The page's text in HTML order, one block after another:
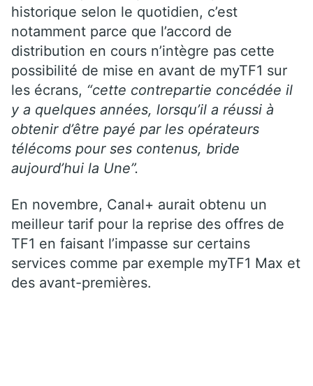
historique selon le quotidien, c’est
notamment parce que l’accord de
distribution en cours n’intègre pas cette
possibilité de mise en avant de myTF1 sur
les écrans, “cette contrepartie concédée il
y a quelques années, lorsqu’il a réussi à
obtenir d’être payé par les opérateurs
télécoms pour ses contenus, bride
aujourd’hui la Une”.
En novembre, Canal+ aurait obtenu un
meilleur tarif pour la reprise des offres de
TF1 en faisant l’impasse sur certains
services comme par exemple myTF1 Max et
des avant-premières.